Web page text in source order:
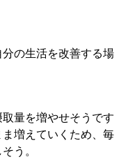
の生活を改善する場
量を増やせそうです
増えていくため、毎
う。